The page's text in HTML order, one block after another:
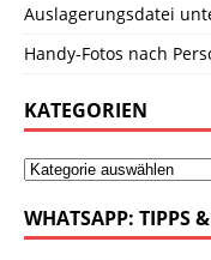
Auslagerungsdatei
Handy-Fotos nach
KATEGORIEN
WHATSAPP: TIPPS